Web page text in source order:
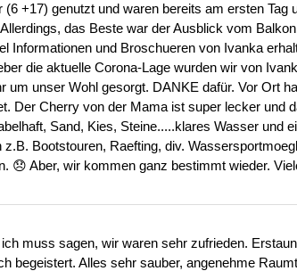
+17) genutzt und waren bereits am ersten Tag
das Beste war der Ausblick vom
Informationen und Broschueren von Ivanka
die aktuelle Corona-Lage wurden wir von
unser Wohl gesorgt. DANKE dafür. Vor Ort
Der Cherry von der Mama ist super lecker und
Sand, Kies, Steine.....klares Wasser und
Bootstouren, Raefting, div.
😞 Aber, wir kommen ganz bestimmt wieder.
muss sagen, wir waren sehr zufrieden.
begeistert. Alles sehr sauber, angenehme